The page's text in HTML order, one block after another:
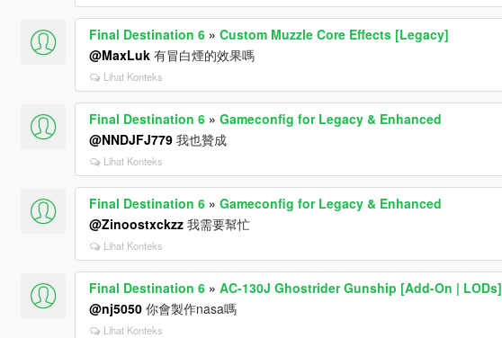
Final Destination 6» Custom Muzzle Core Effects [Legacy]
@MaxLuk有冒白煙的效果嗎
Lihat Konteks
Final Destination 6» Gameconfig for Legacy & Enhanced
@NNDJFJ779我也贊成
Lihat Konteks
Final Destination 6» Gameconfig for Legacy & Enhanced
@Zinoostxckzz我需要幫忙
Lihat Konteks
Final Destination 6» AC-130J Ghostrider Gunship [Add-On | LODs]
@nj5050你會製作nasa嗎
Lihat Konteks